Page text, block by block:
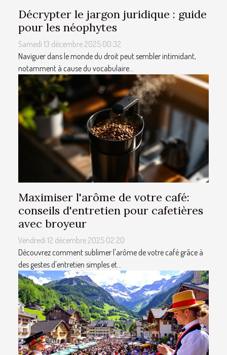
Décrypter le jargon juridique : guide
pour les néophytes
Samedi 13 décembre 2025 00:32
Naviguer dans le monde du droit peut sembler intimidant,
notamment à cause du vocabulaire...
Maximiser l'arôme de votre café:
conseils d'entretien pour cafetières
avec broyeur
Vendredi 12 décembre 2025 02:20
Découvrez comment sublimer l'arôme de votre café grâce à
des gestes d'entretien simples et...